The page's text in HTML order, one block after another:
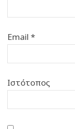
Email *
Ιστότοπος